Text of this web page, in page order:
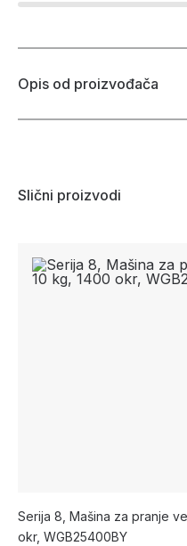
Opis od proizvođača
Slični proizvodi
Serija 8, Mašina za pranje
okr, WGB25400BY